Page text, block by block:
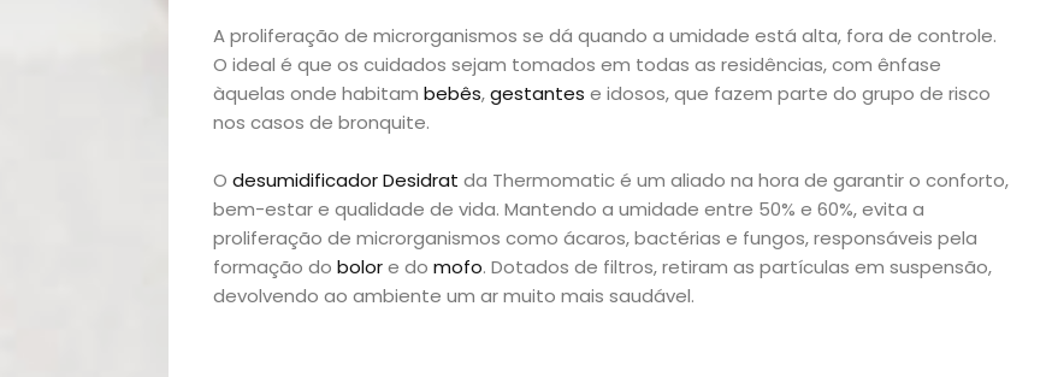
Filhos
Notícias
Opinião
Pets
Receitas
A proliferação de microrganismos se dá quando a umidade está alta, fora de controle.
O ideal é que os cuidados sejam tomados em todas as residências, com ênfase
àquelas onde habitam bebês,gestantes e idosos, que fazem parte do grupo de risco
nos casos de bronquite.
O desumidificador Desidrat da Thermomatic é um aliado na hora de garantir o conforto,
bem-estar e qualidade de vida. Mantendo a umidade entre 50% e 60%, evita a
proliferação de microrganismos como ácaros, bactérias e fungos, responsáveis pela
formação do bolore do mofo. Dotados de filtros, retiram as partículas em suspensão,
devolvendo ao ambiente um ar muito mais saudável.